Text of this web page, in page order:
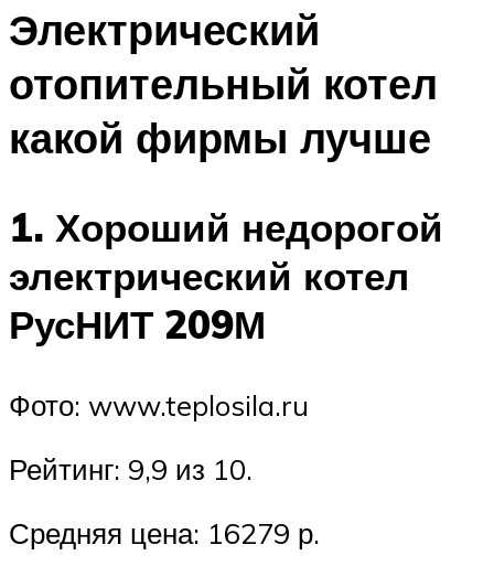
Электрический
отопительный котел
какой фирмы лучше
1. Хороший недорогой
электрический котел
РусНИТ 209М
Фото: www.teplosila.ru
Рейтинг: 9,9 из 10.
Средняя цена: 16279 р.